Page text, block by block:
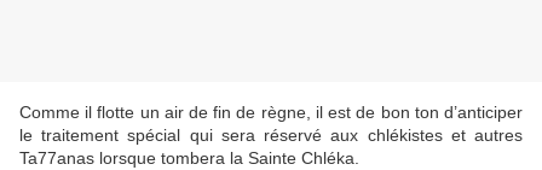
Comme il flotte un air de fin de règne, il est de bon ton d’anticiper
le traitement spécial qui sera réservé aux chlékistes et autres
Ta77anas lorsque tombera la Sainte Chléka.